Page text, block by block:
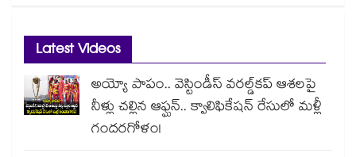
Latest Videos
అయ్యో పాపం.. వెస్టిండీస్ వరల్డ్‌కప్ ఆశలపై
నీళ్లు చల్లిన ఆఫ్ఘన్.. క్వాలిఫికేషన్ రేసులో మళ్లీ
గందరగోళం!